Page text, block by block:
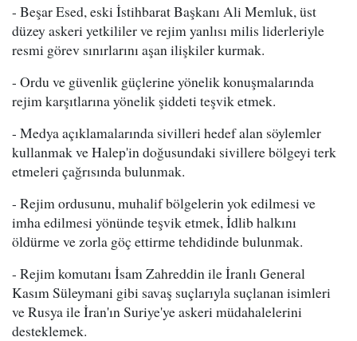
- Beşar Esed, eski İstihbarat Başkanı Ali Memluk, üst
düzey askeri yetkililer ve rejim yanlısı milis liderleriyle
resmi görev sınırlarını aşan ilişkiler kurmak.
- Ordu ve güvenlik güçlerine yönelik konuşmalarında
rejim karşıtlarına yönelik şiddeti teşvik etmek.
- Medya açıklamalarında sivilleri hedef alan söylemler
kullanmak ve Halep'in doğusundaki sivillere bölgeyi terk
etmeleri çağrısında bulunmak.
- Rejim ordusunu, muhalif bölgelerin yok edilmesi ve
imha edilmesi yönünde teşvik etmek, İdlib halkını
öldürme ve zorla göç ettirme tehdidinde bulunmak.
- Rejim komutanı İsam Zahreddin ile İranlı General
Kasım Süleymani gibi savaş suçlarıyla suçlanan isimleri
ve Rusya ile İran'ın Suriye'ye askeri müdahalelerini
desteklemek.